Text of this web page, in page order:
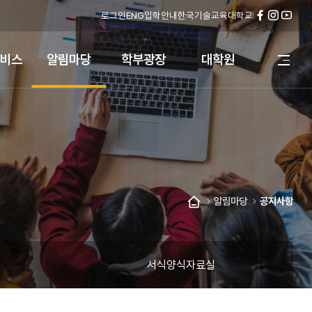
로그인ENG입학안내한국기술교육대학교
페
스
북
인
스
타
그
램
유
브
스 알림마당 학부광장 대학원
전
체
메
뉴
열
홈
알림마당 공지사항
서식양식자료실